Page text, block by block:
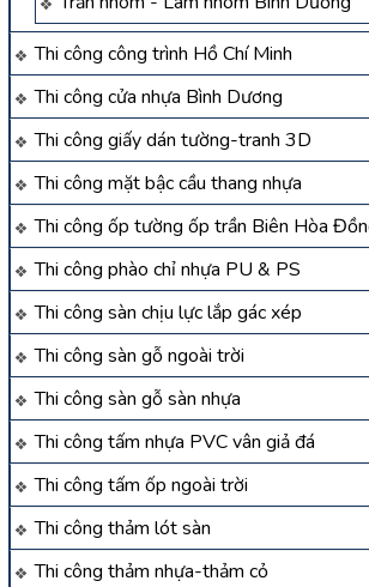
Thi công công trình Hồ Chí Minh
Thi công cửa nhựa Bình Dương
Thi công giấy dán tường-tranh 3D
Thi công mặt bậc cầu thang nhựa
Thi công ốp tường ốp trần Biên Hòa
Thi công phào chỉ nhựa PU & PS
Thi công sàn chịu lực lắp gác xép
Thi công sàn gỗ ngoài trời
Thi công sàn gỗ sàn nhựa
Thi công tấm nhựa PVC vân giả đá
Thi công tấm ốp ngoài trời
Thi công thảm lót sàn
Thi công thảm nhựa-thảm cỏ